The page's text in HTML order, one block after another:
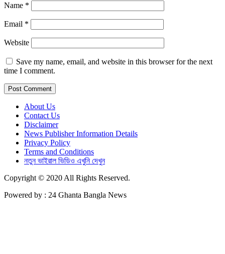
Name *
Email *
Website
Save my name, email, and website in this browser for the next
time I comment.
About Us
Contact Us
Disclaimer
News Publisher Information Details
Privacy Policy
Terms and Conditions
নতুন ভাইরাল ভিডিও এখুনি দেখুন
Copyright © 2020 All Rights Reserved.
Powered by : 24 Ghanta Bangla News